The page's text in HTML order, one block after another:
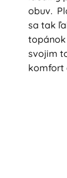
obuv.
sa tak
svojim
komfort